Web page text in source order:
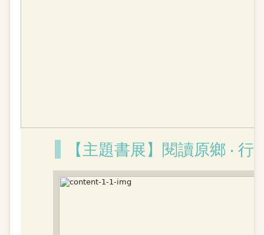
【主題書展】閱讀原鄉 ‧ 行